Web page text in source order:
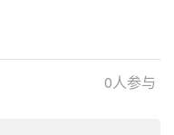
0人参与